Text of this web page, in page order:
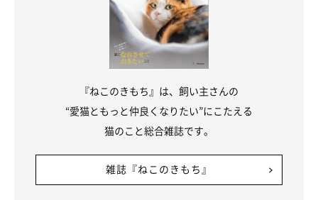
『ねこのきもち』は、飼い主さんの
“愛猫ともっと仲良くなりたい”にこたえる
猫のこと総合雑誌です。
雑誌『ねこのきもち』